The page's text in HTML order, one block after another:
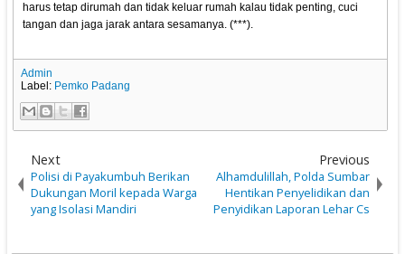
harus tetap dirumah dan tidak keluar rumah kalau tidak penting, cuci
tangan dan jaga jarak antara sesamanya. (***).
Admin
Label: Pemko Padang
Next
Polisi di Payakumbuh Berikan
Dukungan Moril kepada Warga
yang Isolasi Mandiri
Previous
Alhamdulillah, Polda Sumbar
Hentikan Penyelidikan dan
Penyidikan Laporan Lehar Cs